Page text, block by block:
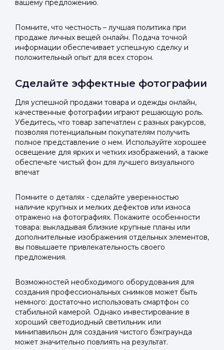
Войти в
профиль
Мы отправим код для входа на ваш
номер телефона.
Отправить код
Подать заявку
Отправьте заявку через мессенджер-бот — магазины
увидят её и пришлют предложения. Фото, описание и
AI-оценка прямо в чате.
Telegram
или подайте через форму на сайте
Войти в ЛК и заполнить форму
Подать заявку
Отправьте заявку через мессенджер-бот — магазины
увидят её и пришлют предложения. Фото, описание и
AI-оценка прямо в чате.
Telegram
или подайте через форму на сайте
Войти в ЛК и заполнить форму
вашему предложению.
Помните, что честность – лучшая политика при
продаже личных вещей онлайн. Подача точной
информации обеспечивает успешную сделку и
положительный опыт для всех сторон.
Сделайте эффектные фотографии
Для успешной продажи товара и одежды онлайн,
качественные фотографии играют решающую роль.
Убедитесь, что товар запечатлен с разных ракурсов,
позволяя потенциальным покупателям получить
полное представление о нем. Используйте хорошее
освещение для ярких и четких изображений, а также
обеспечьте чистый фон для лучшего визуального
впечат
Помните о деталях - сделайте уверенностью
наличие крупных и мелких дефектов или износа
отражено на фотографиях. Покажите особенности
товара: выкладывая близкие крупные планы или
дополнительные изображения отдельных элементов,
вы повышаете привлекательность своего
предложения.
Возможностей необходимого оборудования для
создания профессиональных снимков может быть
немного: достаточно использовать смартфон со
стабильной камерой. Однако инвестирование в
хороший светодиодный светильник или
минипавильон для создания чистого бэкграунда
может значительно повлиять на результат.